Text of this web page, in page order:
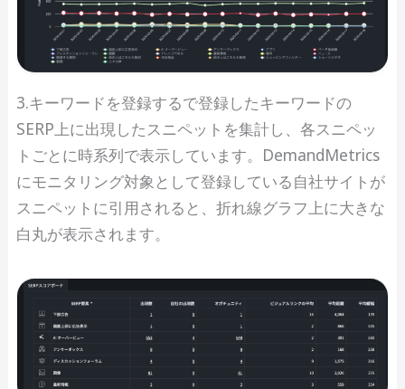
3.キーワードを登録するで登録したキーワードの
SERP上に出現したスニペットを集計し、各スニペッ
トごとに時系列で表示しています。DemandMetrics
にモニタリング対象として登録している自社サイトが
スニペットに引用されると、折れ線グラフ上に大きな
白丸が表示されます。